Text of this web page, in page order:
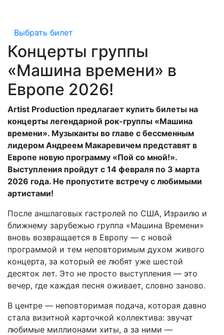
Выбрать билет
Концерты группы
«Машина времени» в
Европе 2026!
Artist Production предлагает купить билеты на
концерты легендарной рок-группы «Машина
времени». Музыканты во главе с бессменным
лидером Андреем Макаревичем представят в
Европе новую программу «Пой со мной!».
Выступления пройдут с 14 февраля по 3 марта
2026 года. Не пропустите встречу с любимыми
артистами!
После аншлаговых гастролей по США, Израилю и
ближнему зарубежью группа «Машина Времени»
вновь возвращается в Европу — с новой
программой и тем неповторимым духом живого
концерта, за который ее любят уже шестой
десяток лет. Это не просто выступления — это
вечер, где каждая песня оживает, словно заново.
В центре — неповторимая подача, которая давно
стала визитной карточкой коллектива: звучат
любимые миллионами хиты, а за ними —